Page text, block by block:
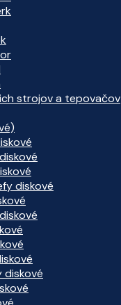
strojov a tepovačov
diskové
diskové